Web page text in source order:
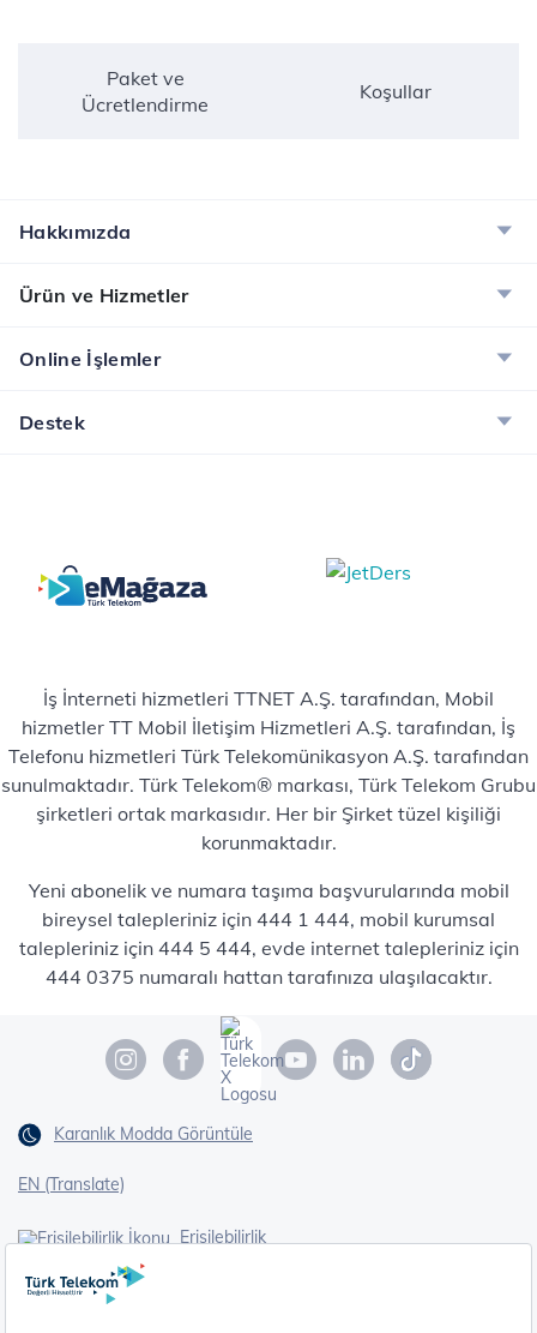
Paket ve
Ücretlendirme
Koşullar
Hakkımızda
Ürün ve Hizmetler
Online İşlemler
Destek
İş İnterneti hizmetleri TTNET A.Ş. tarafından, Mobil
hizmetler TT Mobil İletişim Hizmetleri A.Ş. tarafından, İş
Telefonu hizmetleri Türk Telekomünikasyon A.Ş. tarafından
sunulmaktadır. Türk Telekom® markası, Türk Telekom Grubu
şirketleri ortak markasıdır. Her bir Şirket tüzel kişiliği
korunmaktadır.
Yeni abonelik ve numara taşıma başvurularında mobil
bireysel talepleriniz için 444 1 444, mobil kurumsal
talepleriniz için 444 5 444, evde internet talepleriniz için
444 0375 numaralı hattan tarafınıza ulaşılacaktır.
Karanlık Modda Görüntüle
EN (Translate)
Erişilebilirlik
İşaret Dili Çevirisi